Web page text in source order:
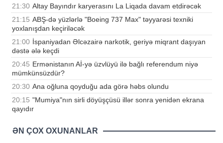
21:30 Altay Bayındır karyerasını La Liqada davam etdirəcək
21:15 ABŞ-də yüzlərlə "Boeing 737 Max" təyyarəsi texniki
yoxlanışdan keçiriləcək
21:00 İspaniyadan Əlcəzairə narkotik, geriyə miqrant daşıyan
dəstə ələ keçdi
20:45 Ermənistanın Aİ-yə üzvlüyü ilə bağlı referendum niyə
mümkünsüzdür?
20:30 Ana oğluna qoyduğu ada görə həbs olundu
20:15 "Mumiya"nın sirli döyüşçüsü illər sonra yenidən ekrana
qayıdır
ƏN ÇOX OXUNANLAR